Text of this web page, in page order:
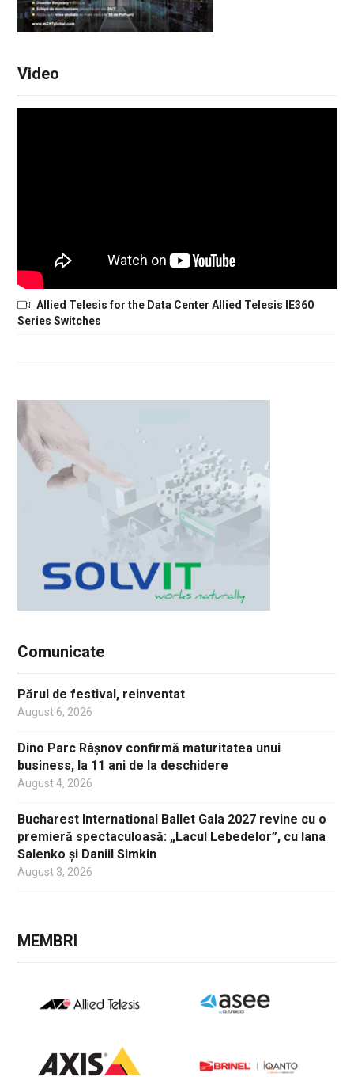
Video
Allied Telesis for the Data Center Allied Telesis IE360
Series Switches
Comunicate
Părul de festival, reinventat
August 6, 2026
Dino Parc Râșnov confirmă maturitatea unui
business, la 11 ani de la deschidere
August 4, 2026
Bucharest International Ballet Gala 2027 revine cu o
premieră spectaculoasă: „Lacul Lebedelor”, cu Iana
Salenko și Daniil Simkin
August 3, 2026
MEMBRI